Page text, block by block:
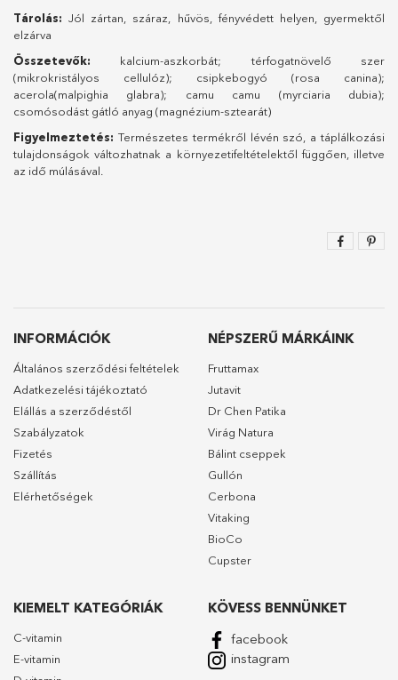
Tárolás: Jól zártan, száraz, hűvös, fényvédett helyen, gyermektől
elzárva
Összetevők: kalcium-aszkorbát; térfogatnövelő szer
(mikrokristályos cellulóz); csipkebogyó (rosa canina);
acerola(malpighia glabra); camu camu (myrciaria dubia);
csomósodást gátló anyag (magnézium-sztearát)
Figyelmeztetés: Természetes termékről lévén szó, a táplálkozási
tulajdonságok változhatnak a környezetifeltételektől függően, illetve
az idő múlásával.
INFORMÁCIÓK
Általános szerződési feltételek
Adatkezelési tájékoztató
Elállás a szerződéstől
Szabályzatok
Fizetés
Szállítás
Elérhetőségek
NÉPSZERŰ MÁRKÁINK
Fruttamax
Jutavit
Dr Chen Patika
Virág Natura
Bálint cseppek
Gullón
Cerbona
Vitaking
BioCo
Cupster
KIEMELT KATEGÓRIÁK
C-vitamin
E-vitamin
KÖVESS BENNÜNKET
facebook
instagram